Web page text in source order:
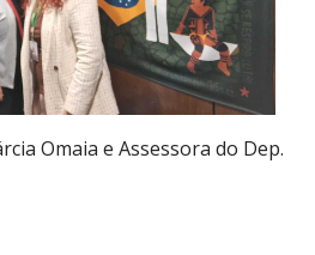
Omaia e Assessora do Dep.